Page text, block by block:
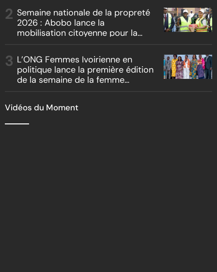
« Boss vs Boss »
Semaine nationale de la propreté
2026 : Abobo lance la
mobilisation citoyenne pour la
L’ONG Femmes Ivoirienne en
politique lance la première édition
de la semaine de la femme
Vidéos du Moment